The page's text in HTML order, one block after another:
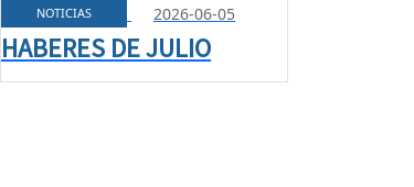
NOTICIAS 2026-06-05
HABERES DE JULIO